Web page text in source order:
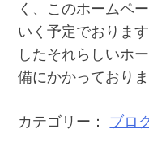
く、このホームペ
いく予定でおりま
したそれらしいホ
備にかかっており
カテゴリー： ブロ